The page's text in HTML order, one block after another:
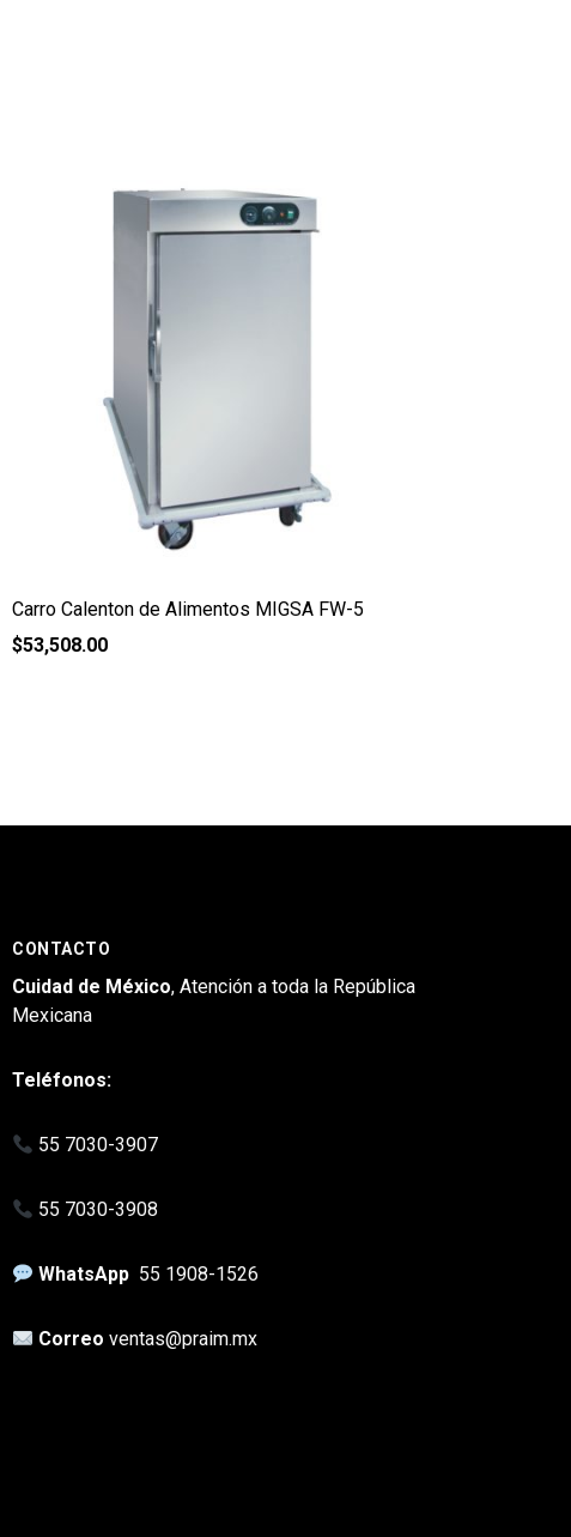
Carro Calenton de Alimentos MIGSA FW-5
$53,508.00
CONTACTO
Cuidad de México, Atención a toda la República
Mexicana
Teléfonos:
55 7030-3907
55 7030-3908
WhatsApp 55 1908-1526
Correoventas@praim.mx